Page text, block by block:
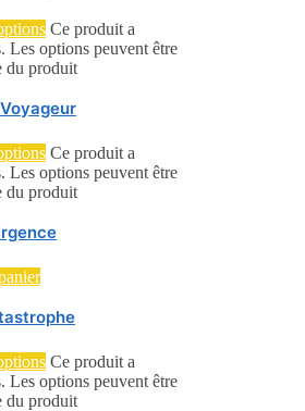
Ce produit a
Les options peuvent être
du produit
Ce produit a
Les options peuvent être
du produit
Ce produit a
Les options peuvent être
du produit